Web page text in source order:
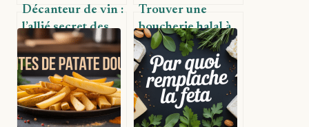
Décanteur de vin :
l’allié secret des
amateurs de
grands crus
Trouver une
boucherie halal à
Saint-Jean-de-
Monts : conseils et
adresses utiles